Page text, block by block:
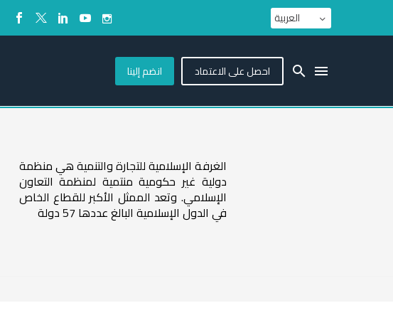
العربية
احصل على الاعتماد انضم إلينا
الغرفة الإسلامية للتجارة والتنمية هي منظمة
دولية غير حكومية منتمية لمنظمة التعاون
الإسلامي. وتعد الممثل الأكبر للقطاع الخاص
في الدول الإسلامية البالغ عددها 57 دولة